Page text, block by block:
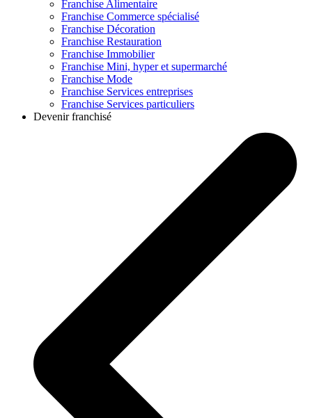
Franchise Alimentaire
Franchise Commerce spécialisé
Franchise Décoration
Franchise Restauration
Franchise Immobilier
Franchise Mini, hyper et supermarché
Franchise Mode
Franchise Services entreprises
Franchise Services particuliers
Devenir franchisé